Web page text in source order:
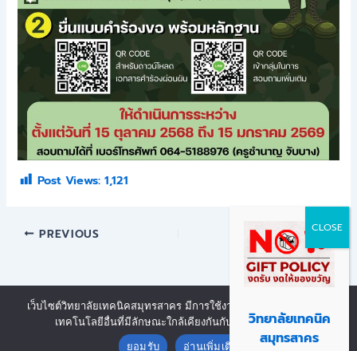
Post Views: 1,121
PREVIOUS NEXT
Copyright © 2026 | Powered by งานศูนย์ข้อมูลสารสนเทศ วิทยาลัย
เทคนิคสมุทรสาคร
วิทยาลัยเทคนิค
สมุทรสาคร
เว็บไซต์วิทยาลัยเทคนิคสมุทรสาคร มีการใช้งานเทคโนโลยีคุกกี้ หรือ
เทคโนโลยีอื่นที่มีลักษณะใกล้เคียงกันกับคุกกี้ บนเว็บไซต์
ยอมรับ
อ่านเพิ่มเติม
Contact us